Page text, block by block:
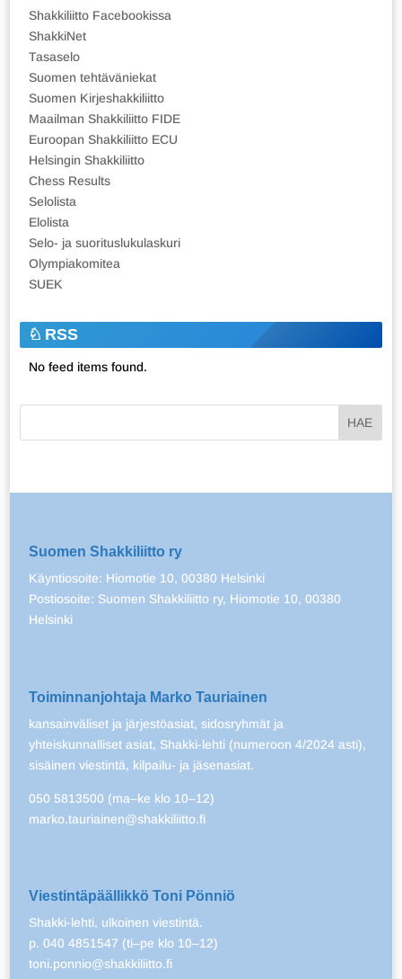
Shakkiliitto Facebookissa
ShakkiNet
Tasaselo
Suomen tehtäväniekat
Suomen Kirjeshakkiliitto
Maailman Shakkiliitto FIDE
Euroopan Shakkiliitto ECU
Helsingin Shakkiliitto
Chess Results
Selolista
Elolista
Selo- ja suorituslukulaskuri
Olympiakomitea
SUEK
RSS
No feed items found.
Suomen Shakkiliitto ry
Käyntiosoite: Hiomotie 10, 00380 Helsinki
Postiosoite: Suomen Shakkiliitto ry, Hiomotie 10, 00380
Helsinki
Toiminnanjohtaja Marko Tauriainen
kansainväliset ja järjestöasiat, sidosryhmät ja
yhteiskunnalliset asiat, Shakki-lehti (numeroon 4/2024 asti),
sisäinen viestintä, kilpailu- ja jäsenasiat.
050 5813500 (ma–ke klo 10–12)
marko.tauriainen@shakkiliitto.fi
Viestintäpäällikkö Toni Pönniö
Shakki-lehti, ulkoinen viestintä.
p. 040 4851547 (ti–pe klo 10–12)
toni.ponnio@shakkiliitto.fi